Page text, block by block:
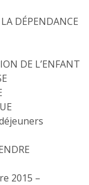
DÉPENDANCE
DE L’ENFANT
2015 –